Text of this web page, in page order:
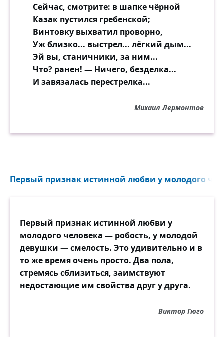
Сейчас, смотрите: в шапке чёрной
Казак пустился гребенской;
Винтовку выхватил проворно,
Уж близко... выстрел... лёгкий дым...
Эй вы, станичники, за ним...
Что? ранен! — Ничего, безделка...
И завязалась перестрелка...
Михаил Лермонтов
Первый признак истинной любви у молодого
Первый признак истинной любви у
молодого человека — робость, у молодой
девушки — смелость. Это удивительно и в
то же время очень просто. Два пола,
стремясь сблизиться, заимствуют
недостающие им свойства друг у друга.
Виктор Гюго